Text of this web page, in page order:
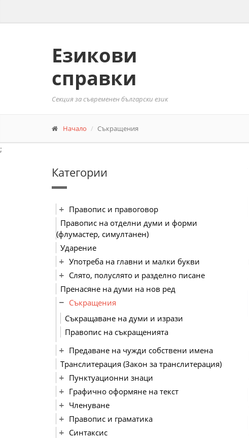
Езикови
справки
Секция за съвременен български език
Начало Съкращения
;
Категории
Правопис и правоговор
Правопис на отделни думи и форми
(флумастер, симултанен)
Ударение
Употреба на главни и малки букви
Слято, полуслято и разделно писане
Пренасяне на думи на нов ред
Съкращения
Съкращаване на думи и изрази
Правопис на съкращенията
Предаване на чужди собствени имена
Транслитерация (Закон за транслитерация)
Пунктуационни знаци
Графично оформяне на текст
Членуване
Правопис и граматика
Синтаксис